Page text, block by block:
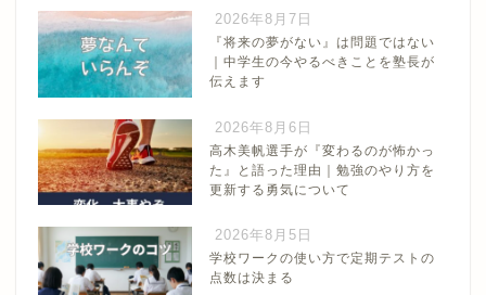
2026年8月7日
『将来の夢がない』は問題ではない
｜中学生の今やるべきことを塾長が
伝えます
2026年8月6日
高木美帆選手が『変わるのが怖かっ
た』と語った理由｜勉強のやり方を
更新する勇気について
2026年8月5日
学校ワークの使い方で定期テストの
点数は決まる